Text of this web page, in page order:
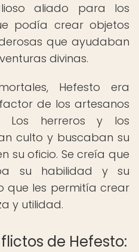
aliado para los
podía crear objetos
que ayudaban
divinas.
Hefesto era
de los artesanos
Los herreros y los
culto y buscaban su
su oficio. Se creía que
su habilidad y su
que les permitía crear
y utilidad.
de Hefesto: